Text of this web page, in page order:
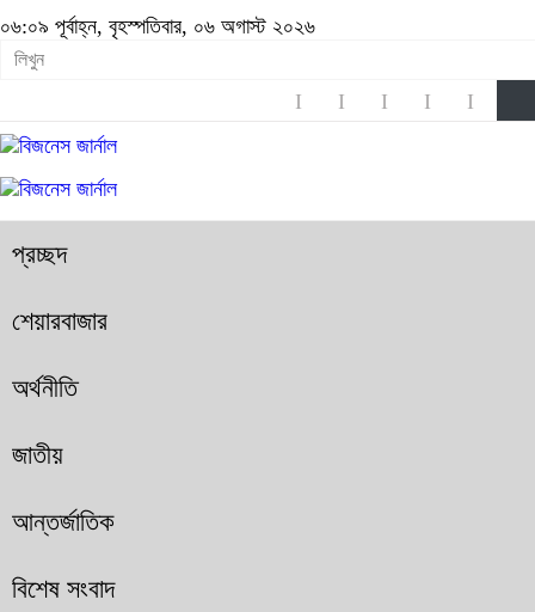
০৬:০৯ পূর্বাহ্ন, বৃহস্পতিবার, ০৬ অগাস্ট ২০২৬
প্রচ্ছদ
শেয়ারবাজার
অর্থনীতি
জাতীয়
আন্তর্জাতিক
বিশেষ সংবাদ